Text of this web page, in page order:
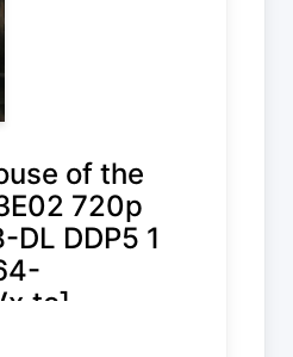
of the
720p
DL DDP5 1